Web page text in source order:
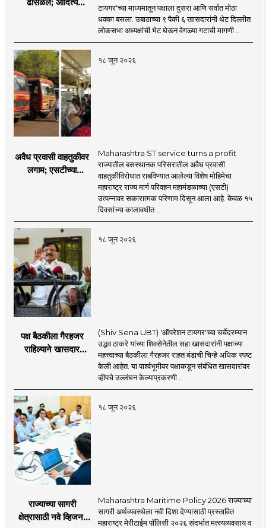
नेमका कुठे चुकला?
टायगर'च्या माध्यमातून पक्षाला दुसरा आणि सर्वात मोठा
धक्का बसला. उबाठाच्या ९ पैकी ६ खासदारांनी थेट दिल्लीत
लोकसभा अध्यक्षांची भेट घेऊन वेगळ्या गटाची मागणी ..
१८ जून २०२६
अवैध प्रवासी वाहतुकीवर
लगाम; एसटीच्या
Maharashtra ST service turns a profit
राज्यातील बसस्थानक परिसरातील अवैध प्रवासी
वाहतुकीविरोधात राबविण्यात आलेल्या विशेष मोहिमेचा
महाराष्ट्र राज्य मार्ग परिवहन महामंडळाच्या (एसटी)
उत्पन्नावर सकारात्मक परिणाम दिसून आला आहे. केवळ १५
दिवसांच्या कालावधीत ..
१८ जून २०२६
पक्ष बैठकीला गैरहजर
राहिल्याने खासदार
काय सांगतो?
(Shiv Sena UBT) 'ऑपरेशन टायगर'च्या चर्चेदरम्यान
उद्धव ठाकरे यांच्या शिवसेनेतील सहा खासदारांनी पक्षाच्या
महत्त्वाच्या बैठकीला गैरहजर राहत बंडाची चिन्हे अधिक स्पष्ट
केली आहेत. या पार्श्वभूमीवर पक्षाकडून संबंधित खासदारांवर
व्हीपचे उल्लंघन केल्याप्रकरणी ..
१८ जून २०२६
राज्याच्या सागरी
क्षेत्रासाठी नवे व्हिजन;
Maharashtra Maritime Policy 2026 राज्याच्या
सागरी अर्थव्यवस्थेला नवी दिशा देण्यासाठी प्रस्तावित
महाराष्ट्र मेरीटाईम पॉलिसी २०२६ संदर्भात मत्स्यव्यवसाय व